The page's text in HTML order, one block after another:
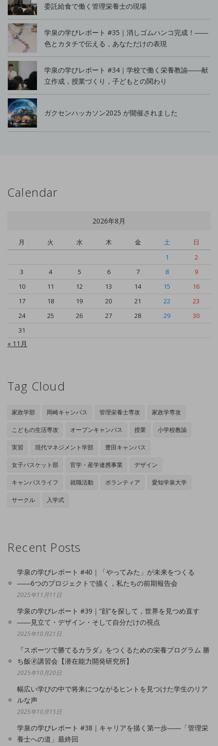
委託給食で働く管理栄養士の現場
学泉の学びレポート #35｜消しゴムハンコ完成！――
色とカタチで伝える，あなただけの表現
学泉の学びレポート #34｜学校で働く栄養教諭――献
立作成，授業づくり，子どもとの関わり
ガクセンハッカソン2025 が開催されました
Calendar
2026年8月
月 火 水 木 金 土
日
1
2
3
4 5 6 7 8
9
10
11 12 13 14 15
16
17
18 19 20 21 22
23
24
25 26 27 28 29
30
31
« 11月
Tag Cloud
家政学部 岡崎キャンパス 管理栄養士専攻 家政学専攻
こどもの生活専攻 オープンキャンパス 授業 小学校教諭
実習 現代マネジメント学部 豊田キャンパス
女子バスケット部 官学・産学連携事業 デザイン
キャンパスライフ 就職活動 ボランティア 愛知学泉大学
サークル 入学式
Recent Posts
学泉の学びレポート #40｜「やってみた」が未来をつくる
――6つのプロジェクトで描く，私たちの前期報告会
2025年11月11日
学泉の学びレポート #39｜“顔”を探して，世界を見つめ直す
――見立て・デザイン・そして自分だけの視点
2025年10月21日
『スポーツで勝てるカラダ』をつくるための栄養プログラム 勝
ち飯🄬講習会【潜在能力開発研究所】
2025年10月20日
幅広い学びの中で将来につながるヒントを見つけた学生のリア
ルな声
2025年10月15日
学泉の学びレポート #38｜キャリアを描く第一歩――「管理栄
養士への道」最終回